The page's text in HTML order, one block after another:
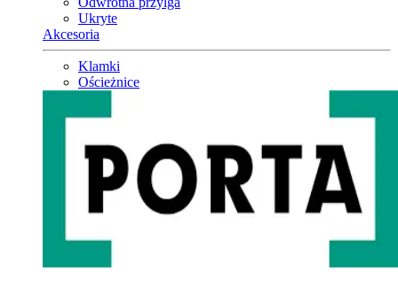
Ukryte
Akcesoria
Klamki
Ościeżnice